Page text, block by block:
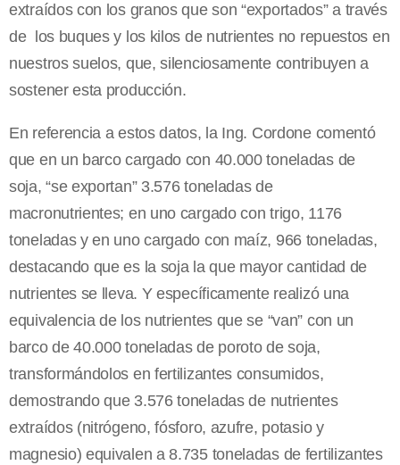
extraídos con los granos que son “exportados” a través
de los buques y los kilos de nutrientes no repuestos en
nuestros suelos, que, silenciosamente contribuyen a
sostener esta producción.
En referencia a estos datos, la Ing. Cordone comentó
que en un barco cargado con 40.000 toneladas de
soja, “se exportan” 3.576 toneladas de
macronutrientes; en uno cargado con trigo, 1176
toneladas y en uno cargado con maíz, 966 toneladas,
destacando que es la soja la que mayor cantidad de
nutrientes se lleva. Y específicamente realizó una
equivalencia de los nutrientes que se “van” con un
barco de 40.000 toneladas de poroto de soja,
transformándolos en fertilizantes consumidos,
demostrando que 3.576 toneladas de nutrientes
extraídos (nitrógeno, fósforo, azufre, potasio y
magnesio) equivalen a 8.735 toneladas de fertilizantes